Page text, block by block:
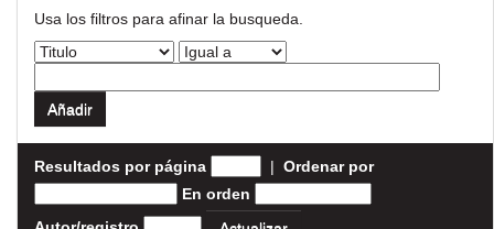
Usa los filtros para afinar la busqueda.
Resultados por página | Ordenar por
En orden